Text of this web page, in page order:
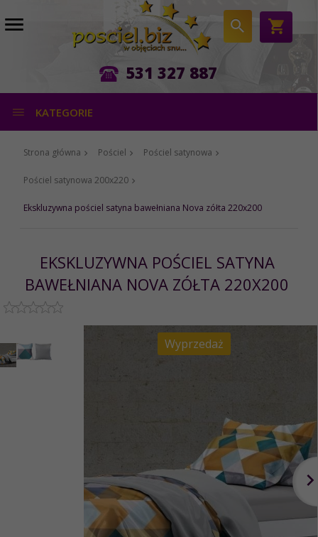
531 327 887
KATEGORIE
Strona główna Pościel Pościel satynowa
Pościel satynowa 200x220
Ekskluzywna pościel satyna bawełniana Nova zółta 220x200
EKSKLUZYWNA POŚCIEL SATYNA
BAWEŁNIANA NOVA ZÓŁTA 220X200
Wyprzedaż